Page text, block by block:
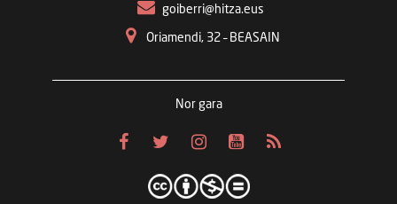
goiberri@hitza.eus
Oriamendi, 32 – BEASAIN
Nor gara